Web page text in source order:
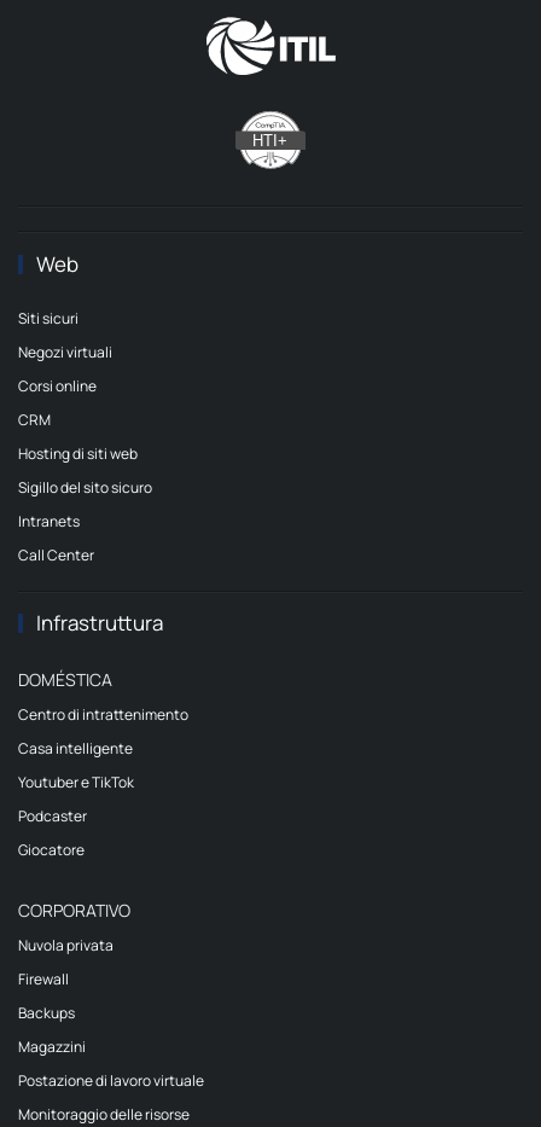
Web
Siti sicuri
Negozi virtuali
Corsi online
CRM
Hosting di siti web
Sigillo del sito sicuro
Intranets
Call Center
Infrastruttura
DOMÉSTICA
Centro di intrattenimento
Casa intelligente
Youtuber e TikTok
Podcaster
Giocatore
CORPORATIVO
Nuvola privata
Firewall
Backups
Magazzini
Postazione di lavoro virtuale
Monitoraggio delle risorse